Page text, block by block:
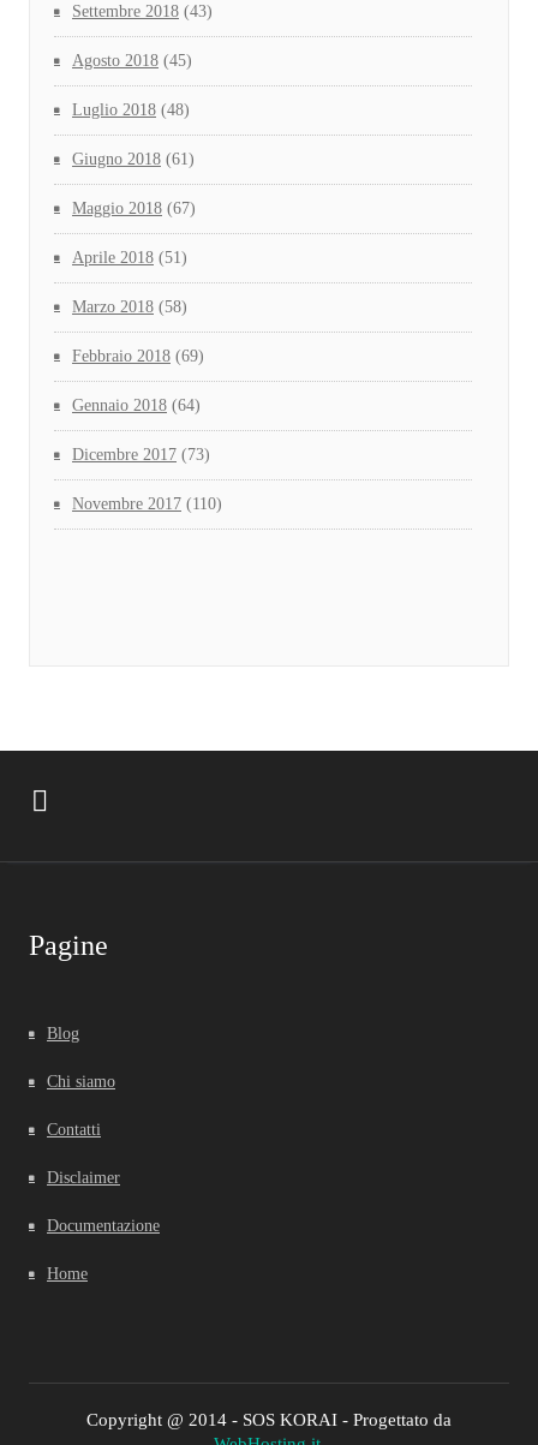
Settembre 2018 (43)
Agosto 2018 (45)
Luglio 2018 (48)
Giugno 2018 (61)
Maggio 2018 (67)
Aprile 2018 (51)
Marzo 2018 (58)
Febbraio 2018 (69)
Gennaio 2018 (64)
Dicembre 2017 (73)
Novembre 2017 (110)
Pagine
Blog
Chi siamo
Contatti
Disclaimer
Documentazione
Home
Copyright @ 2014 - SOS KORAI - Progettato da